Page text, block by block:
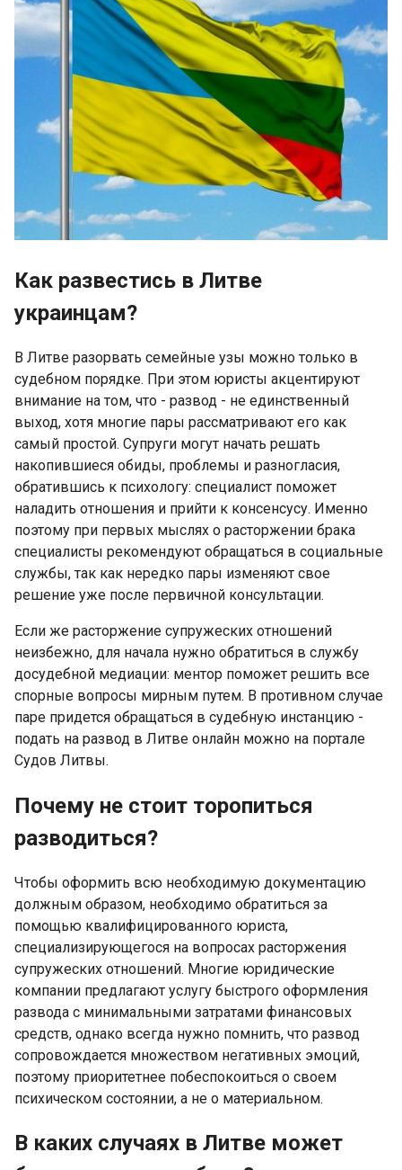
Как развестись в Литве
украинцам?
В Литве разорвать семейные узы можно только в
судебном порядке. При этом юристы акцентируют
внимание на том, что - развод - не единственный
выход, хотя многие пары рассматривают его как
самый простой. Супруги могут начать решать
накопившиеся обиды, проблемы и разногласия,
обратившись к психологу: специалист поможет
наладить отношения и прийти к консенсусу. Именно
поэтому при первых мыслях о расторжении брака
специалисты рекомендуют обращаться в социальные
службы, так как нередко пары изменяют свое
решение уже после первичной консультации.
Если же расторжение супружеских отношений
неизбежно, для начала нужно обратиться в службу
досудебной медиации: ментор поможет решить все
спорные вопросы мирным путем. В противном случае
паре придется обращаться в судебную инстанцию -
подать на развод в Литве онлайн можно на портале
Судов Литвы.
Почему не стоит торопиться
разводиться?
Чтобы оформить всю необходимую документацию
должным образом, необходимо обратиться за
помощью квалифицированного юриста,
специализирующегося на вопросах расторжения
супружеских отношений. Многие юридические
компании предлагают услугу быстрого оформления
развода с минимальными затратами финансовых
средств, однако всегда нужно помнить, что развод
сопровождается множеством негативных эмоций,
поэтому приоритетнее побеспокоиться о своем
психическом состоянии, а не о материальном.
В каких случаях в Литве может